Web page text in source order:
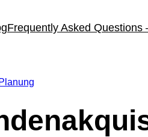
Frequently Asked Questions